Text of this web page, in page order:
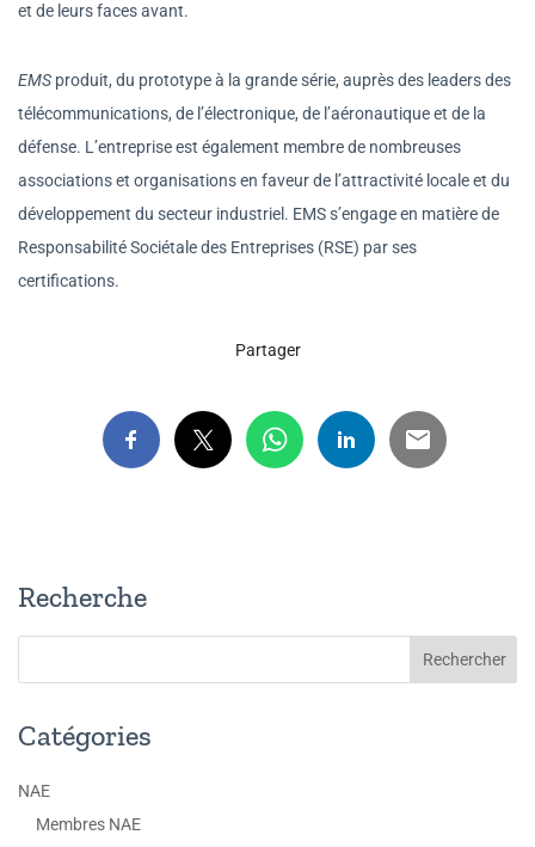
et de leurs faces avant.
EMS produit, du prototype à la grande série, auprès des leaders des
télécommunications, de l’électronique, de l’aéronautique et de la
défense. L’entreprise est également membre de nombreuses
associations et organisations en faveur de l’attractivité locale et du
développement du secteur industriel. EMS s’engage en matière de
Responsabilité Sociétale des Entreprises (RSE) par ses
certifications.
Partager
Recherche
Catégories
NAE
Membres NAE